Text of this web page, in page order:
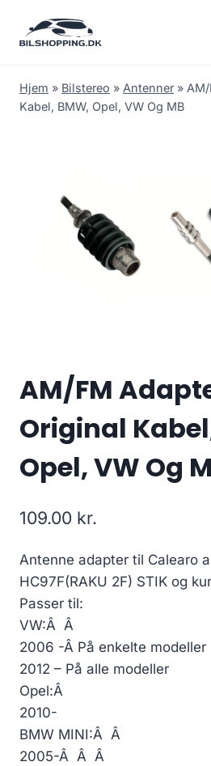
Hjem » Bilstereo » Antenner »
Kabel, BMW, Opel, VW Og MB
AM/FM
Original
Opel, VW Og
109.00 kr.
Antenne adapter til Calearo
HC97F(RAKU 2F) STIK og
Passer til:
VW:Â Â
2006 -Â På enkelte modeller
2012 – På alle modeller
Opel:Â
2010-
BMW MINI:Â Â
2005-Â Â Â